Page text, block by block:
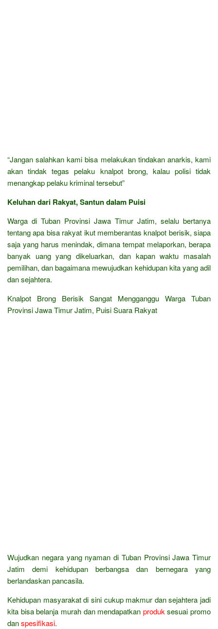
“Jangan salahkan kami bisa melakukan tindakan anarkis, kami
akan tindak tegas pelaku knalpot brong, kalau polisi tidak
menangkap pelaku kriminal tersebut”
Keluhan dari Rakyat, Santun dalam Puisi
Warga di Tuban Provinsi Jawa Timur Jatim, selalu bertanya
tentang apa bisa rakyat ikut memberantas knalpot berisik, siapa
saja yang harus menindak, dimana tempat melaporkan, berapa
banyak uang yang dikeluarkan, dan kapan waktu masalah
pemilihan, dan bagaimana mewujudkan kehidupan kita yang adil
dan sejahtera.
Knalpot Brong Berisik Sangat Mengganggu Warga Tuban
Provinsi Jawa Timur Jatim, Puisi Suara Rakyat
Wujudkan negara yang nyaman di Tuban Provinsi Jawa Timur
Jatim demi kehidupan berbangsa dan bernegara yang
berlandaskan pancasila.
Kehidupan masyarakat di sini cukup makmur dan sejahtera jadi
kita bisa belanja murah dan mendapatkan produk sesuai promo
danspesifikasi.